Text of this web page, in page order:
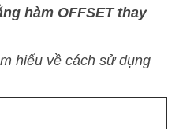
hàm OFFSET thay
hiểu về cách sử dụng